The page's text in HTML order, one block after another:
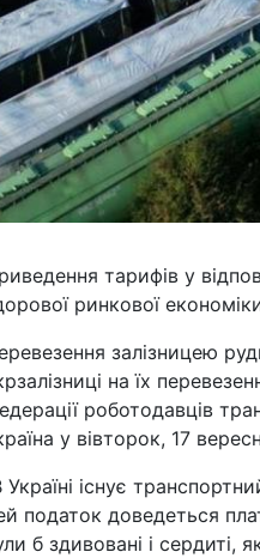
тарифів у
ринкової
залізницею
на їх
роботодавців
у вівторок, 17
Україні існує
податок доведеться
б здивовані і сердиті,